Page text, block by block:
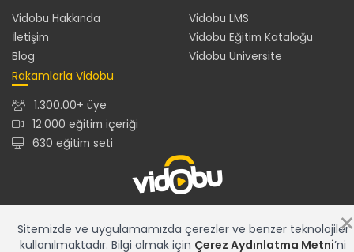
Vidobu Hakkında
İletişim
Blog
Vidobu LMS
Vidobu Eğitim Kataloğu
Vidobu Üniversite
Rakamlarla Vidobu
1.300.00+ üye
12.000 eğitim içeriği
630 eğitim seti
12.000+ eğitim içeriğiyle en güncel ve en zengin eğitim
kataloğu ve gelişmiş özelliklere sahip Vidobu LMS ile tüm
Sitemizde ve uygulamamızda çerezler ve benzer teknolojiler
kullanılmaktadır. Bilgi almak için Çerez Aydınlatma Metni’ni